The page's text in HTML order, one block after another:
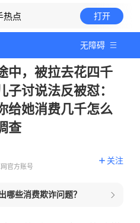
热点 打开
无障碍
中，被拉去花四千
讨说法反被怼：
给她消费几千怎么
查
官方账号
关注
哪些消费欺诈问题？